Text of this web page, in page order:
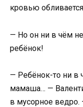
кровью
— Но он ни в чём
ребёнок!
— Ребёнок-то ни в
мамаша… —
в мусорное